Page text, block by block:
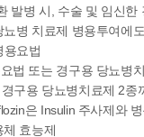
발병 시, 수술 및 임신
병 치료제 병용투여에
요법
또는 경구용 당뇨병치
구용 당뇨병치료제 2종
은 Insulin 주사제와 병
체 효능제